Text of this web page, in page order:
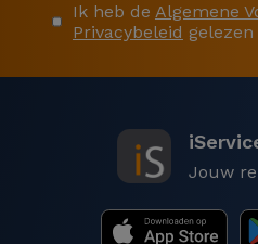
Ik heb de Algemene
Privacybeleid
Jouw